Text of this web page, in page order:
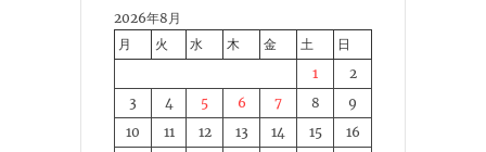
2026年8月
月
火 水 木 金 土
日
1
2
3
4 5 6 7 8
9
10
11 12 13 14 15
16